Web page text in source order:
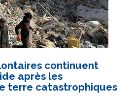
continuent
après les
terre catastrophiques